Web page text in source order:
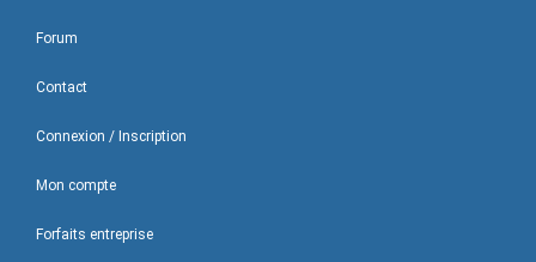
Forum
Contact
Connexion / Inscription
Mon compte
Forfaits entreprise